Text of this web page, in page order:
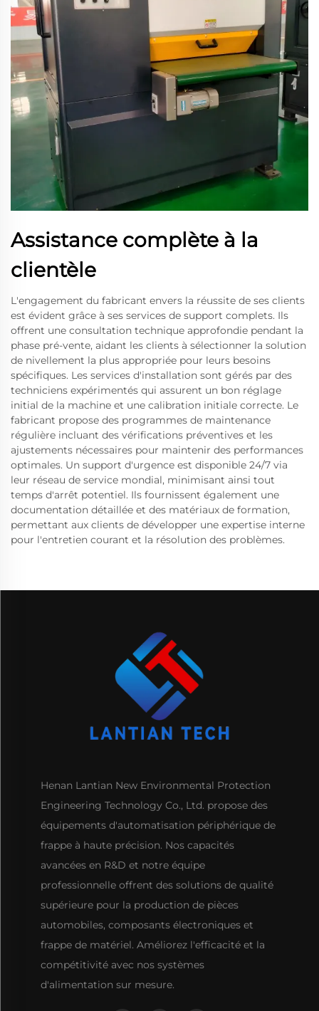
Assistance complète à la
clientèle
L'engagement du fabricant envers la réussite de ses clients
est évident grâce à ses services de support complets. Ils
offrent une consultation technique approfondie pendant la
phase pré-vente, aidant les clients à sélectionner la solution
de nivellement la plus appropriée pour leurs besoins
spécifiques. Les services d'installation sont gérés par des
techniciens expérimentés qui assurent un bon réglage
initial de la machine et une calibration initiale correcte. Le
fabricant propose des programmes de maintenance
régulière incluant des vérifications préventives et les
ajustements nécessaires pour maintenir des performances
optimales. Un support d'urgence est disponible 24/7 via
leur réseau de service mondial, minimisant ainsi tout
temps d'arrêt potentiel. Ils fournissent également une
documentation détaillée et des matériaux de formation,
permettant aux clients de développer une expertise interne
pour l'entretien courant et la résolution des problèmes.
Henan Lantian New Environmental Protection
Engineering Technology Co., Ltd. propose des
équipements d'automatisation périphérique de
frappe à haute précision. Nos capacités
avancées en R&D et notre équipe
professionnelle offrent des solutions de qualité
supérieure pour la production de pièces
automobiles, composants électroniques et
frappe de matériel. Améliorez l'efficacité et la
compétitivité avec nos systèmes
d'alimentation sur mesure.